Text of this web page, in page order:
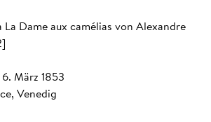
La Dame aux camélias von Alexandre
März 1853
Venedig